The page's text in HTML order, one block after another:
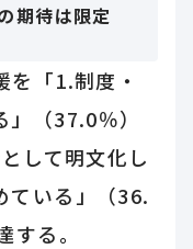
期待は限定
を「1.制度・
（37.0％）
して明文化し
ている」（36.
る。